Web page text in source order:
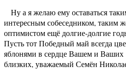
Ну а я желаю ему оставаться
интересным собеседником, таким
оптимистом ещё долгие-долгие
Пусть тот Победный май всегда
яблонями в сердце Вашем и Ваших
близких, уважаемый Семён